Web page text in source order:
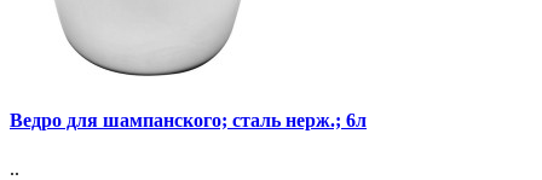
Ведро для шампанского; сталь нерж.; 6л
..